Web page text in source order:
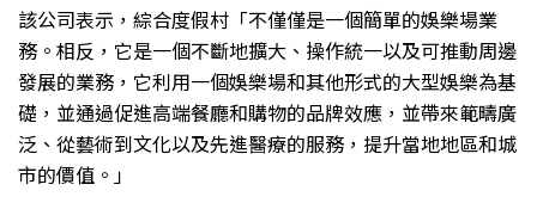
該公司表示，綜合度假村「不僅僅是一個簡單的娛樂場業
務。相反，它是一個不斷地擴大、操作統一以及可推動周邊
發展的業務，它利用一個娛樂場和其他形式的大型娛樂為基
礎，並通過促進高端餐廳和購物的品牌效應，並帶來範疇廣
泛、從藝術到文化以及先進醫療的服務，提升當地地區和城
市的價值。」